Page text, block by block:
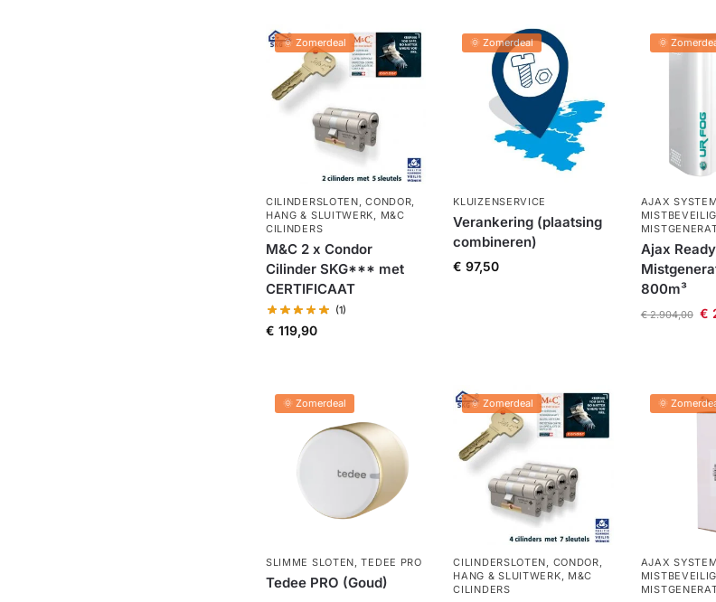
🌞 Zomerdeal
CILINDERSLOTEN,CONDOR,
HANG & SLUITWERK, M&C
CILINDERS
M&C 2 x Condor
Cilinder SKG*** met
CERTIFICAAT
(1)
€ 119,90
🌞 Zomerdeal
KLUIZENSERVICE
Verankering (plaatsing
combineren)
€ 97,50
🌞
AJAX
Ajax Ready
800m³
€2.904,00 €
🌞 Zomerdeal
SLIMME SLOTEN,TEDEE PRO
Tedee PRO (Goud)
🌞 Zomerdeal
CILINDERSLOTEN, CONDOR,
HANG & SLUITWERK, M&C
CILINDERS
🌞
AJAX